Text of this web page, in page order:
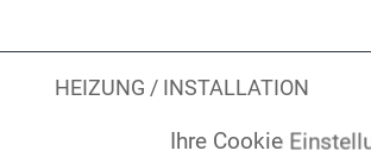
HEIZUNG / INSTALLATION
Ihre Cookie